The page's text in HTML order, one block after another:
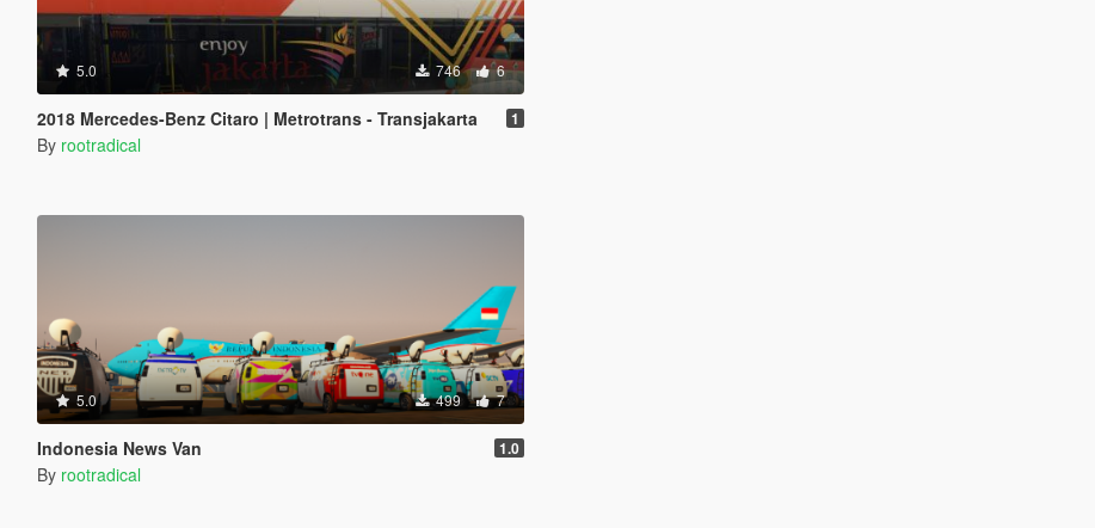
5.0 746 6
2018 Mercedes-Benz Citaro | Metrotrans - Transjakarta 1
By rootradical
5.0 499 7
Indonesia News Van 1.0
By rootradical